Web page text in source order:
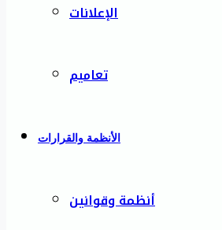
الإعلانات
تعاميم
الأنظمة والقرارات
أنظمة وقوانين